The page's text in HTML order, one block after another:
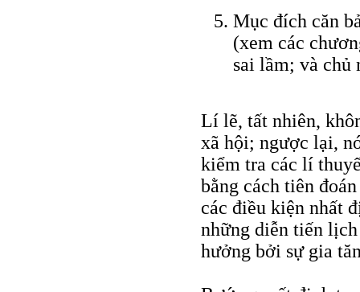
Mục đích căn
(xem các
sai lầm; và chủ
Lí lẽ, tất nhiên,
xã hội; ngược lại,
kiểm tra các lí
bằng cách tiên
các điều kiện nhất
những diễn tiến
hưởng bởi sự gia